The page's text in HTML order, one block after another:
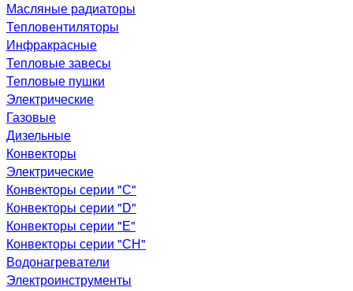
Масляные радиаторы
Тепловентиляторы
Инфракрасные
Тепловые завесы
Тепловые пушки
Электрические
Газовые
Дизельные
Конвекторы
Электрические
Конвекторы серии "С"
Конвекторы серии "D"
Конвекторы серии "Е"
Конвекторы серии "СН"
Водонагреватели
Электроинструменты